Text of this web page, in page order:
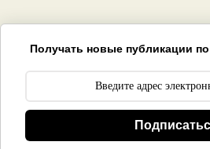
Получать новые публикации